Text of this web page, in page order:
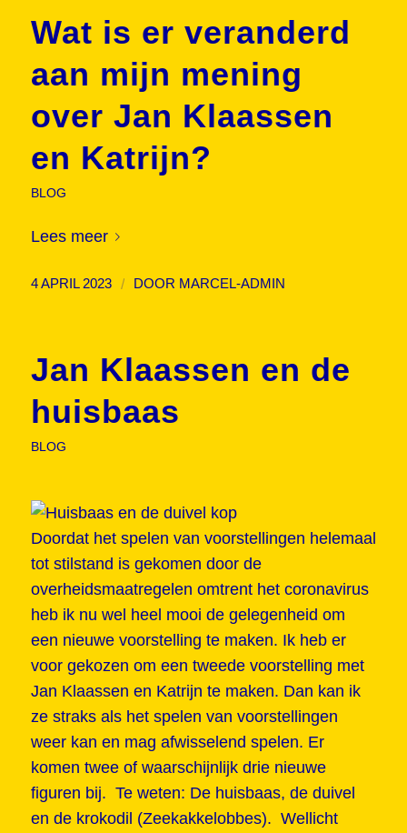
Wat is er veranderd
aan mijn mening
over Jan Klaassen
en Katrijn?
BLOG
Lees meer
4 APRIL 2023 / DOOR MARCEL-ADMIN
Jan Klaassen en de
huisbaas
BLOG
Doordat het spelen van voorstellingen helemaal
tot stilstand is gekomen door de
overheidsmaatregelen omtrent het coronavirus
heb ik nu wel heel mooi de gelegenheid om
een nieuwe voorstelling te maken. Ik heb er
voor gekozen om een tweede voorstelling met
Jan Klaassen en Katrijn te maken. Dan kan ik
ze straks als het spelen van voorstellingen
weer kan en mag afwisselend spelen. Er
komen twee of waarschijnlijk drie nieuwe
figuren bij. Te weten: De huisbaas, de duivel
en de krokodil (Zeekakkelobbes). Wellicht